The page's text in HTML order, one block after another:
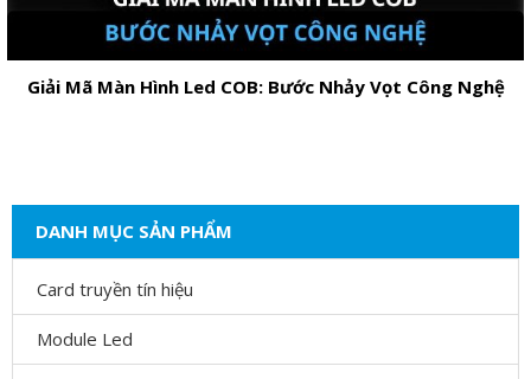
Giải Mã Màn Hình Led COB: Bước Nhảy Vọt Công Nghệ
DANH MỤC SẢN PHẨM
Card truyền tín hiệu
Module Led